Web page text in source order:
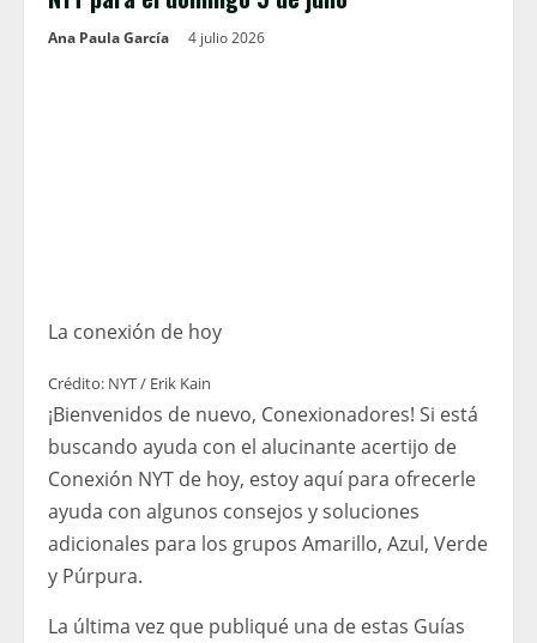
Ana Paula García 4 julio 2026
La conexión de hoy
Crédito: NYT / Erik Kain
¡Bienvenidos de nuevo, Conexionadores! Si está
buscando ayuda con el alucinante acertijo de
Conexión NYT de hoy, estoy aquí para ofrecerle
ayuda con algunos consejos y soluciones
adicionales para los grupos Amarillo, Azul, Verde
y Púrpura.
La última vez que publiqué una de estas Guías